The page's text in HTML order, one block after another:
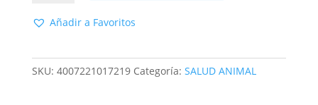
de
kg.
Añadir a Favoritos
SKU: 4007221017219 Categoría: SALUD ANIMAL